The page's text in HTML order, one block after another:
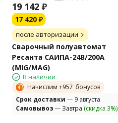
19 142 ₽
17 420 ₽
после авторизации
Сварочный полуавтомат
Ресанта САИПА-24В/200А
(MIG/MAG)
В наличии
Начислим +957 бонусов
Cрок доставки — 9 августа
Самовывоз— Завтра (скидка 3%)